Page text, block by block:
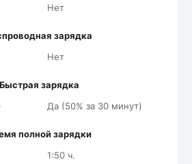
Нет
зарядка
Нет
Быстрая зарядка
Да (50% за 30 минут)
полной зарядки
1:50 ч.